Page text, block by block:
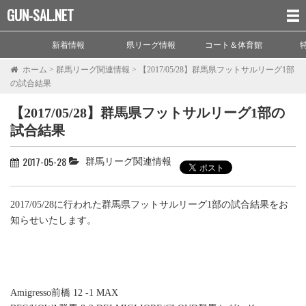
GUN-SAL.NET
新着情報 県リーグ情報 コート＆体育館
ホーム > 群馬リーグ関連情報 >
【2017/05/28】群馬県フットサルリーグ1部
の試合結果
【2017/05/28】群馬県フットサルリーグ1部の
試合結果
2017-05-28 群馬リーグ関連情報
2017/05/28に行われた群馬県フットサルリーグ1部の試合結果をお
知らせいたします。
Amigresso前橋 12 -1 MAX